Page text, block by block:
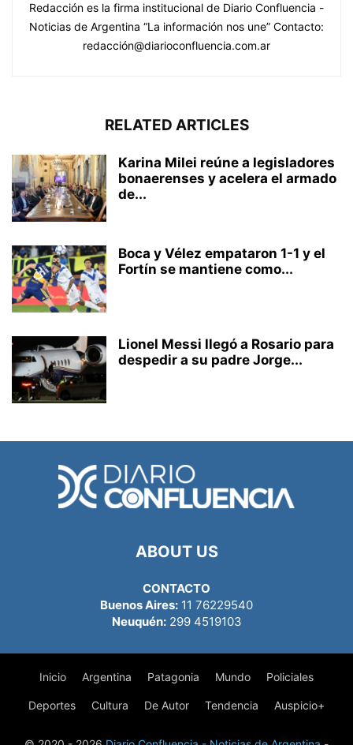
Redacción es la firma institucional de Diario Confluencia -
Noticias de Argentina “La información nos une” Contacto:
redacción@diarioconfluencia.com.ar
RELATED ARTICLES
Karina Milei reúne a legisladores
bonaerenses y acelera el armado
de...
Boca y Vélez empataron 1-1 y el
Fortín se mantiene como...
Lionel Messi llegó a Rosario para
despedir a su padre Jorge...
ABOUT US
CONTACTO
Buenos Aires: 11 76229540
Neuquén:299 4519103
Inicio Argentina Patagonia Mundo Policiales
Deportes Cultura De Autor Tendencia Auspicio+